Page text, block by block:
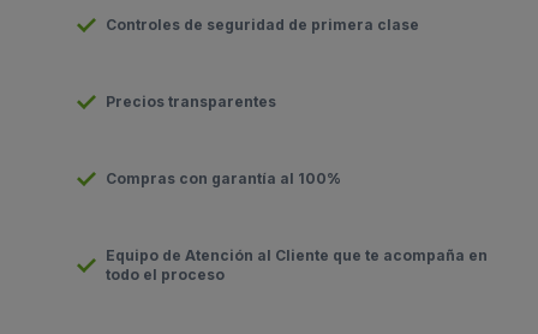
Controles de seguridad de primera clase
Precios transparentes
Compras con garantía al 100%
Equipo de Atención al Cliente que te acompaña en
todo el proceso